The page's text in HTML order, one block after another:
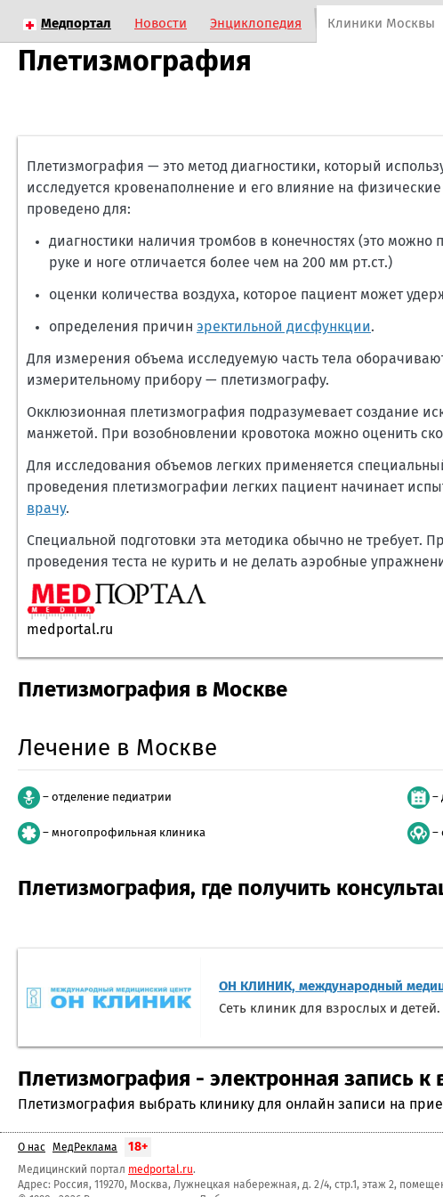
Медпортал Новости Энциклопедия Клиники Москвы
Плетизмография
Плетизмография — это метод диагностики, который
исследуется кровенаполнение и его влияние на
проведено для:
диагностики наличия тромбов в конечностях (это
руке и ноге отличается более чем на 200 мм рт.ст.)
оценки количества воздуха, которое пациент может
определения причин эректильной дисфункции.
Для измерения объема исследуемую часть тела
измерительному прибору — плетизмографу.
Окклюзионная плетизмография подразумевает создание
манжетой. При возобновлении кровотока можно оценить
Для исследования объемов легких применяется
проведения плетизмографии легких пациент начинает
врачу.
Специальной подготовки эта методика обычно не требует.
проведения теста не курить и не делать аэробные
medportal.ru
Плетизмография в Москве
Лечение в Москве
– отделение педиатрии –
– многопрофильная клиника –
Плетизмография, где получить
ОН КЛИНИК, международный
Сеть клиник для взрослых и
Плетизмография - электронная запись к
Плетизмография выбрать клинику для онлайн записи на
О нас МедРеклама 18+
Медицинский портал medportal.ru.
Адрес: Россия, 119270, Москва, Лужнецкая набережная, д. 2/4, стр.1, этаж 2,